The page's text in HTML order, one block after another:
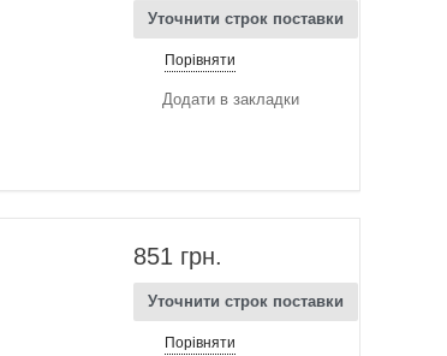
Уточнити строк поставки
Порівняти
Додати в закладки
851 грн.
Уточнити строк поставки
Порівняти